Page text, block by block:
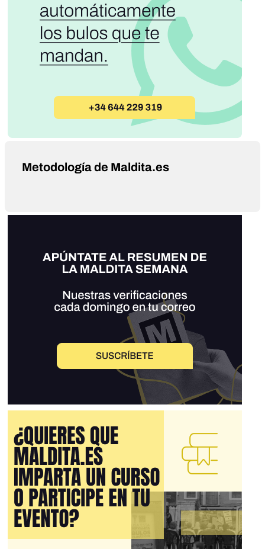
Metodología de Maldita.es